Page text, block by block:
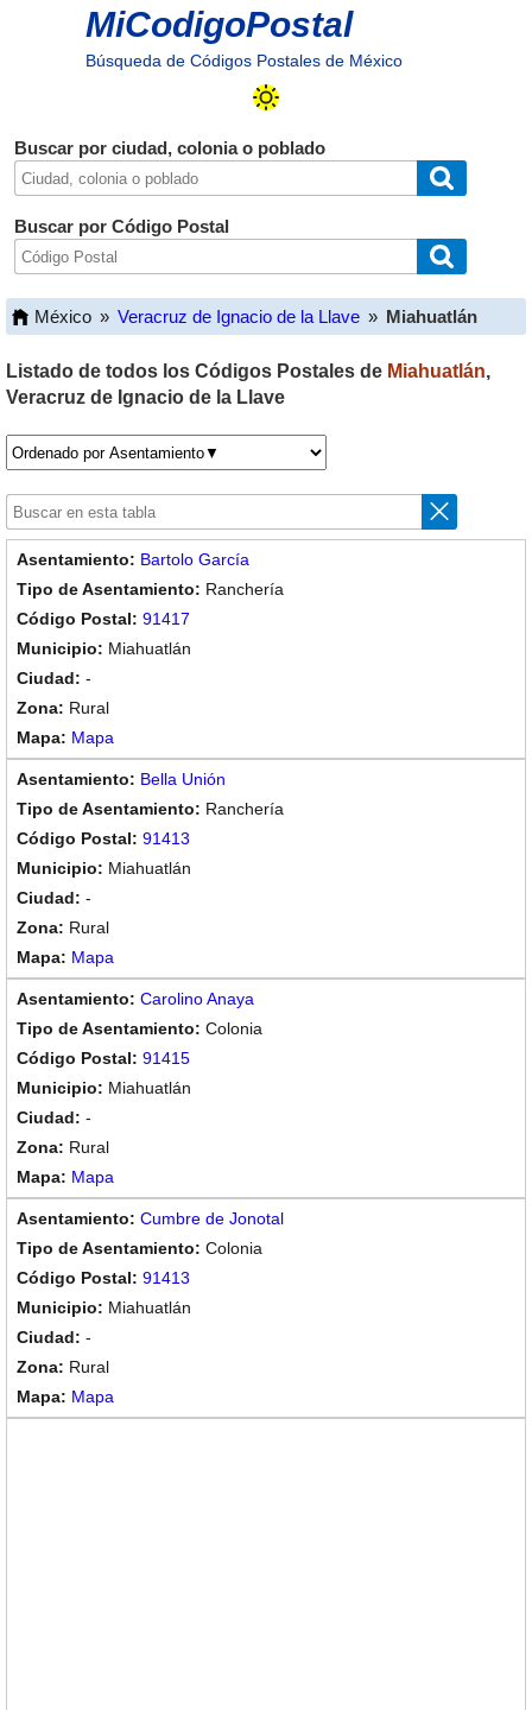
MiCodigoPostal
Búsqueda de Códigos Postales de México
Buscar por ciudad, colonia o poblado
Buscar por Código Postal
México » Veracruz de Ignacio de la Llave » Miahuatlán
Listado de todos los Códigos Postales de Miahuatlán,
Veracruz de Ignacio de la Llave
Bartolo García
Ranchería
91417
Miahuatlán
-
Rural
Mapa
Bella Unión
Ranchería
91413
Miahuatlán
-
Rural
Mapa
Carolino Anaya
Colonia
91415
Miahuatlán
-
Rural
Mapa
Cumbre de Jonotal
Colonia
91413
Miahuatlán
-
Rural
Mapa